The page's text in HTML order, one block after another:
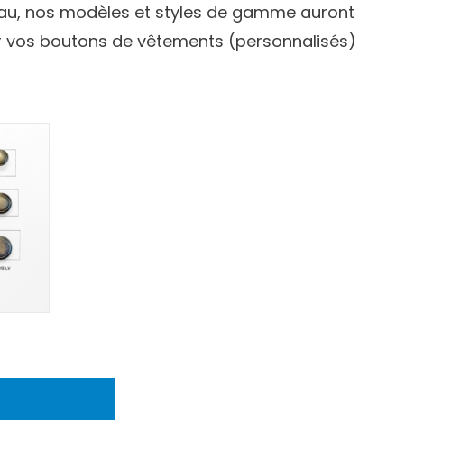
nos modèles et styles de gamme auront
vos boutons de vêtements (personnalisés)